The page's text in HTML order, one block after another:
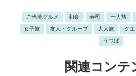
ご当地グルメ 和食 寿司 一人旅
女子旅 友人・グループ 大人旅 クエ
うつぼ
関連コンテ